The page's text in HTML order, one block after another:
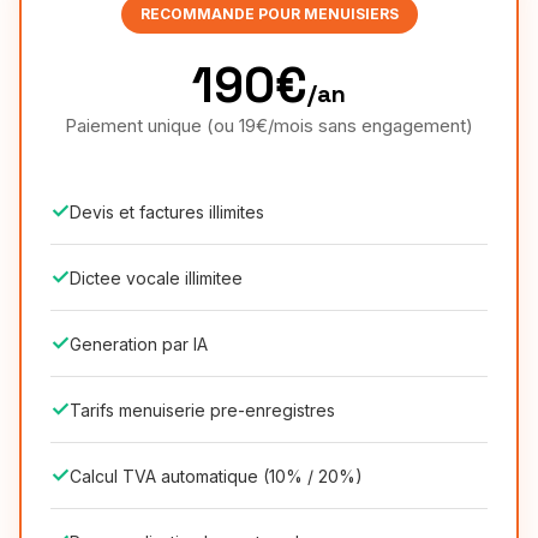
RECOMMANDE POUR MENUISIERS
190€/an
Paiement unique (ou 19€/mois sans engagement)
✓Devis et factures illimites
✓Dictee vocale illimitee
✓Generation par IA
✓Tarifs menuiserie pre-enregistres
✓Calcul TVA automatique (10% / 20%)